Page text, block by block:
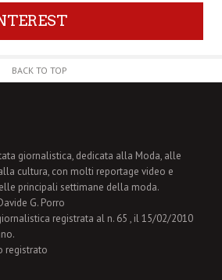
BACK TO TOP
giornalistica, dedicata alla Moda, alle
cultura, con molti reportage video e
principali settimane della moda.
G. Porro
registrata al n. 65 , il 15/02/2010
registrato